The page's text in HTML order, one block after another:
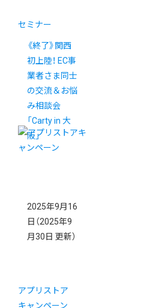
セミナー
《終了》関西
初上陸！ EC事
業者さま同士
の交流＆お悩
み相談会
「Carty in 大
阪」
2025年9月16
日 （2025年9
月30日 更新）
アプリストア
キャンペーン